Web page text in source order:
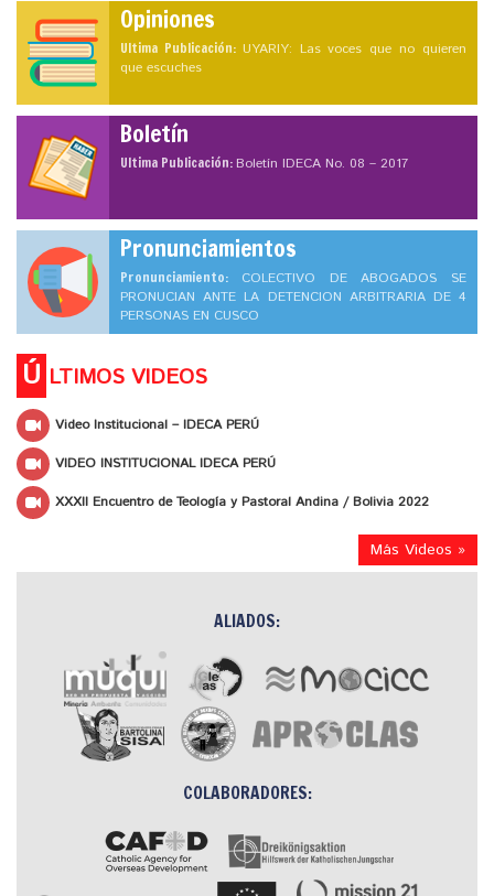
Opiniones
Ultima Publicación: UYARIY: Las voces que no quieren
que escuches
Boletín
Ultima Publicación:Boletín IDECA No. 08 – 2017
Pronunciamientos
Pronunciamiento: COLECTIVO DE ABOGADOS SE
PRONUCIAN ANTE LA DETENCION ARBITRARIA DE 4
PERSONAS EN CUSCO
Ú LTIMOS VIDEOS
Video Institucional – IDECA PERÚ
VIDEO INSTITUCIONAL IDECA PERÚ
XXXII Encuentro de Teología y Pastoral Andina / Bolivia 2022
Más Videos »
ALIADOS:
COLABORADORES: